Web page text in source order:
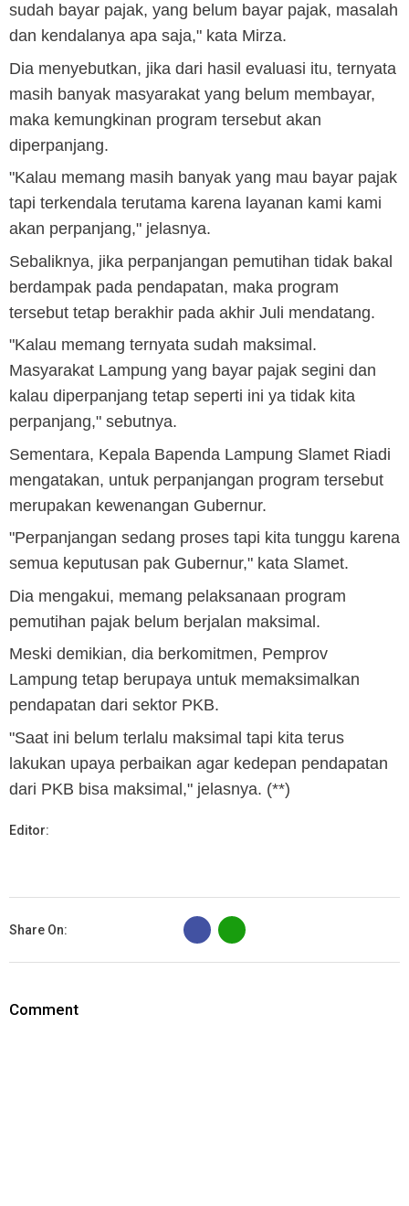
sudah bayar pajak, yang belum bayar pajak, masalah
dan kendalanya apa saja," kata Mirza.
Dia menyebutkan, jika dari hasil evaluasi itu, ternyata
masih banyak masyarakat yang belum membayar,
maka kemungkinan program tersebut akan
diperpanjang.
"Kalau memang masih banyak yang mau bayar pajak
tapi terkendala terutama karena layanan kami kami
akan perpanjang," jelasnya.
Sebaliknya, jika perpanjangan pemutihan tidak bakal
berdampak pada pendapatan, maka program
tersebut tetap berakhir pada akhir Juli mendatang.
"Kalau memang ternyata sudah maksimal.
Masyarakat Lampung yang bayar pajak segini dan
kalau diperpanjang tetap seperti ini ya tidak kita
perpanjang," sebutnya.
Sementara, Kepala Bapenda Lampung Slamet Riadi
mengatakan, untuk perpanjangan program tersebut
merupakan kewenangan Gubernur.
"Perpanjangan sedang proses tapi kita tunggu karena
semua keputusan pak Gubernur," kata Slamet.
Dia mengakui, memang pelaksanaan program
pemutihan pajak belum berjalan maksimal.
Meski demikian, dia berkomitmen, Pemprov
Lampung tetap berupaya untuk memaksimalkan
pendapatan dari sektor PKB.
"Saat ini belum terlalu maksimal tapi kita terus
lakukan upaya perbaikan agar kedepan pendapatan
dari PKB bisa maksimal," jelasnya. (**)
Editor:
Share On:
B
Comment